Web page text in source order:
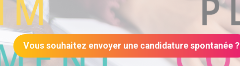
Vous souhaitez envoyer une candidature spontanée ?